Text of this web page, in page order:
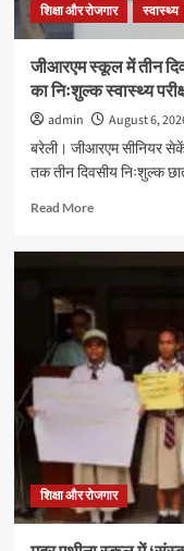
शिक्षा और रोजगार स्वास्थ्य
जीआरएम स्कूल में तीन
का निःशुल्क स्वास्थ्य
admin
August 6,
बरेली। जीआरएम सीनियर
तक तीन दिवसीय निःशुल्क
Read MoreRead
में
तीन
दिवसीय
स्वास्थ्य
विद्यार्थियों
का
निःशुल्क
स्वास्थ्य
शिक्षा और रोजगार